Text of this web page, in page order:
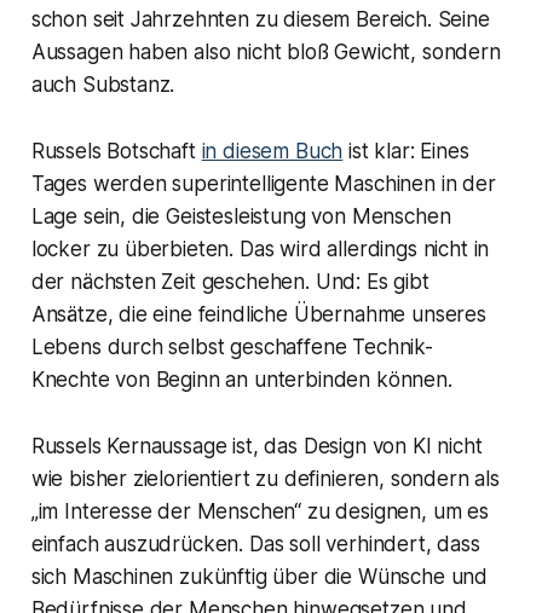
schon seit Jahrzehnten zu diesem Bereich. Seine
Aussagen haben also nicht bloß Gewicht, sondern
auch Substanz.
Russels Botschaft in diesem Buch ist klar: Eines
Tages werden superintelligente Maschinen in der
Lage sein, die Geistesleistung von Menschen
locker zu überbieten. Das wird allerdings nicht in
der nächsten Zeit geschehen. Und: Es gibt
Ansätze, die eine feindliche Übernahme unseres
Lebens durch selbst geschaffene Technik-
Knechte von Beginn an unterbinden können.
Russels Kernaussage ist, das Design von KI nicht
wie bisher zielorientiert zu definieren, sondern als
„im Interesse der Menschen“ zu designen, um es
einfach auszudrücken. Das soll verhindert, dass
sich Maschinen zukünftig über die Wünsche und